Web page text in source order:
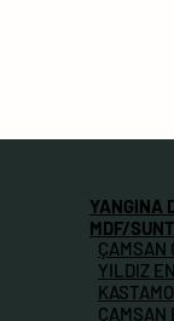
YANGINA
MDF/
ÇAMSAN
YILDIZ
ÇAMSAN